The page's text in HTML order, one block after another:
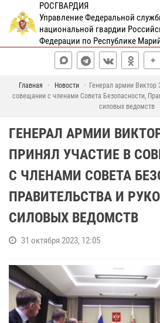
РОСГВАРДИЯ
Управление Федеральной
национальной гвардии
Федерации по Республике
Главная Новости
Генерал армии Виктор
совещании с членами Совета Безопасности,
силовых ведомств
ГЕНЕРАЛ АРМИИ
ПРИНЯЛ УЧАСТИЕ В
С ЧЛЕНАМИ СОВЕТА
ПРАВИТЕЛЬСТВА И
СИЛОВЫХ ВЕДОМСТВ
31 октября 2023, 12:05